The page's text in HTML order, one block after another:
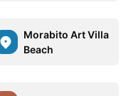
Morabito Art Villa
Beach